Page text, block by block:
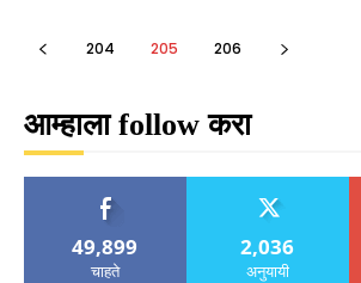
204 205 206
आम्हाला follow करा
49,899
चाहते
2,036
अनुयायी